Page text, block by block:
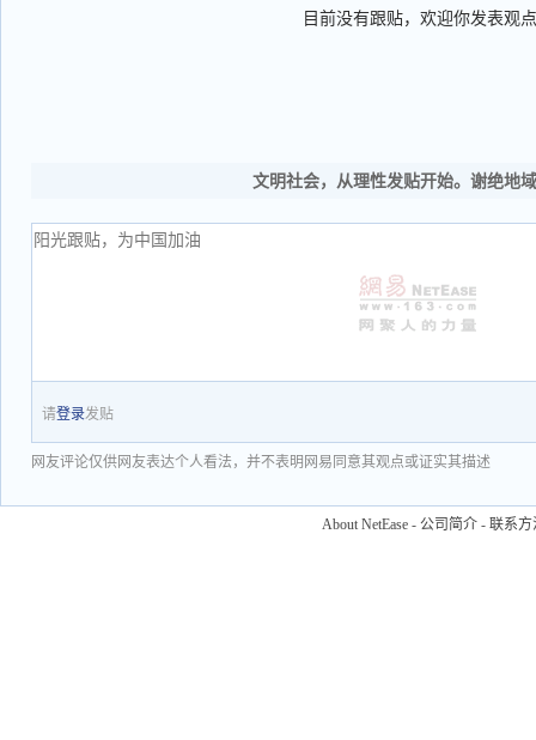
目前没有跟贴，欢迎你发表观点
文明社会，从理性发贴开始。谢绝地
请登录发贴
网友评论仅供网友表达个人看法，并不表明网易同意其观点或证实其描述
About NetEase - 公司简介 - 联系方